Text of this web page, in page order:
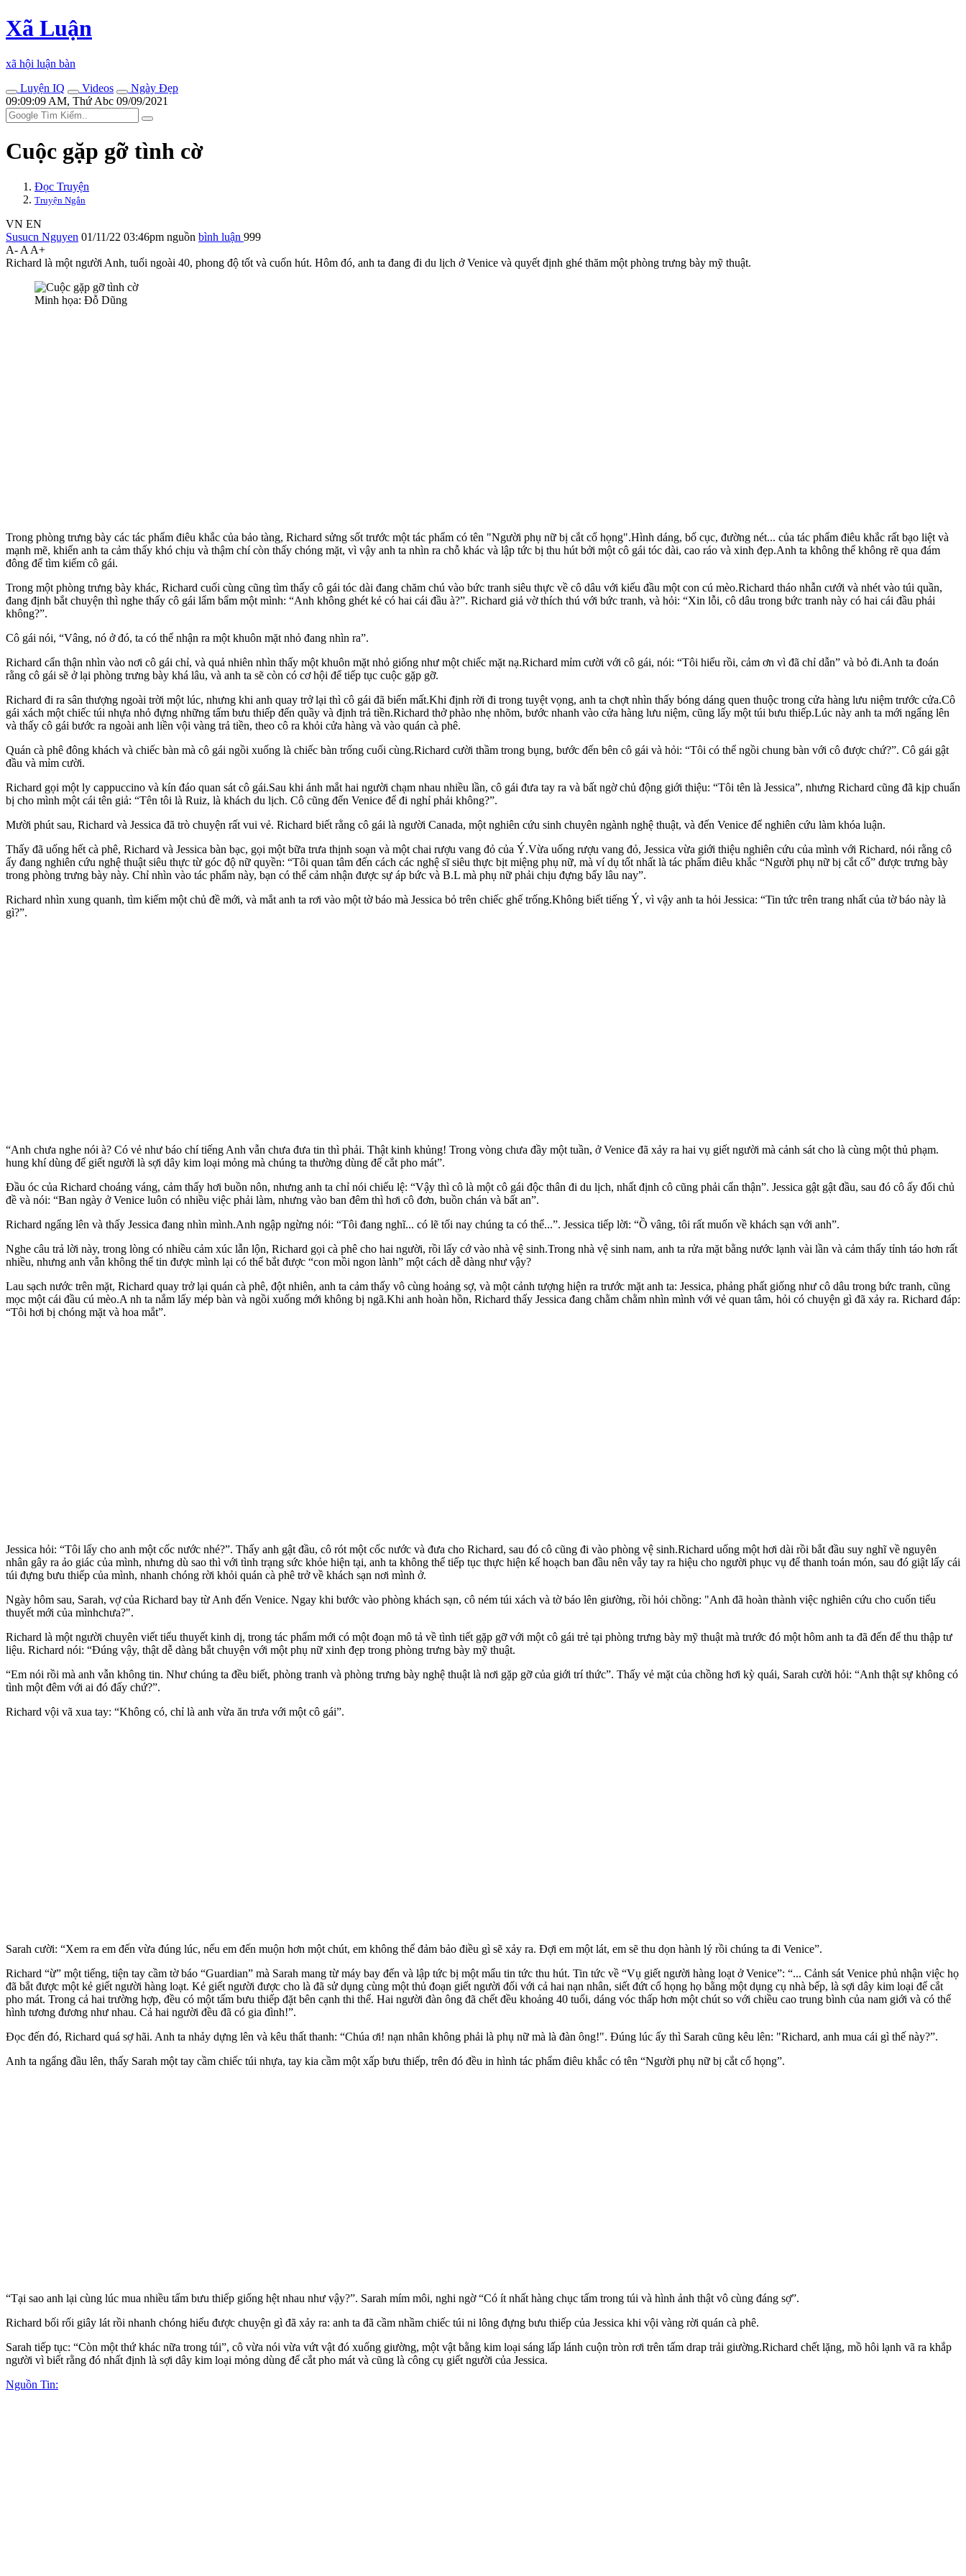
Xã Luận
xã hội luận bàn
Luyện IQ
Videos
Ngày Đẹp
09:09:09 AM, Thứ Abc 09/09/2021
Cuộc gặp gỡ tình cờ
Đọc Truyện
Truyện Ngắn
VN EN
Susucn Nguyen 01/11/22 03:46pm nguồn bình luận 999
A- A A+
Richard là một người Anh, tuổi ngoài 40, phong độ tốt và cuốn hút. Hôm đó, anh ta đang đi du lịch ở Venice và quyết định ghé thăm một phòng trưng bày mỹ thuật.
Minh họa: Đỗ Dũng
Trong phòng trưng bày các tác phẩm điêu khắc của bảo tàng, Richard sửng sốt trước một tác phẩm có tên "Người phụ nữ bị cắt cổ họng".Hình dáng, bố cục, đường nét... của tác phẩm điêu khắc rất bạo liệt và
mạnh mẽ, khiến anh ta cảm thấy khó chịu và thậm chí còn thấy chóng mặt, vì vậy anh ta nhìn ra chỗ khác và lập tức bị thu hút bởi một cô gái tóc dài, cao ráo và xinh đẹp.Anh ta không thể không rẽ qua đám
đông để tìm kiếm cô gái.
Trong một phòng trưng bày khác, Richard cuối cùng cũng tìm thấy cô gái tóc dài đang chăm chú vào bức tranh siêu thực về cô dâu với kiểu đầu một con cú mèo.Richard tháo nhẫn cưới và nhét vào túi quần,
đang định bắt chuyện thì nghe thấy cô gái lẩm bẩm một mình: “Anh không ghét kẻ có hai cái đầu à?”. Richard giả vờ thích thú với bức tranh, và hỏi: “Xin lỗi, cô dâu trong bức tranh này có hai cái đầu phải
không?”.
Cô gái nói, “Vâng, nó ở đó, ta có thể nhận ra một khuôn mặt nhỏ đang nhìn ra”.
Richard cẩn thận nhìn vào nơi cô gái chỉ, và quả nhiên nhìn thấy một khuôn mặt nhỏ giống như một chiếc mặt nạ.Richard mỉm cười với cô gái, nói: “Tôi hiểu rồi, cảm ơn vì đã chỉ dẫn” và bỏ đi.Anh ta đoán
rằng cô gái sẽ ở lại phòng trưng bày khá lâu, và anh ta sẽ còn có cơ hội để tiếp tục cuộc gặp gỡ.
Richard đi ra sân thượng ngoài trời một lúc, nhưng khi anh quay trở lại thì cô gái đã biến mất.Khi định rời đi trong tuyệt vọng, anh ta chợt nhìn thấy bóng dáng quen thuộc trong cửa hàng lưu niệm trước cửa.Cô
gái xách một chiếc túi nhựa nhỏ đựng những tấm bưu thiếp đến quầy và định trả tiền.Richard thở phào nhẹ nhõm, bước nhanh vào cửa hàng lưu niệm, cũng lấy một túi bưu thiếp.Lúc này anh ta mới ngẩng lên
và thấy cô gái bước ra ngoài anh liền vội vàng trả tiền, theo cô ra khỏi cửa hàng và vào quán cà phê.
Quán cà phê đông khách và chiếc bàn mà cô gái ngồi xuống là chiếc bàn trống cuối cùng.Richard cười thầm trong bụng, bước đến bên cô gái và hỏi: “Tôi có thể ngồi chung bàn với cô được chứ?”. Cô gái gật
đầu và mỉm cười.
Richard gọi một ly cappuccino và kín đáo quan sát cô gái.Sau khi ánh mắt hai người chạm nhau nhiều lần, cô gái đưa tay ra và bất ngờ chủ động giới thiệu: “Tôi tên là Jessica”, nhưng Richard cũng đã kịp chuẩn
bị cho mình một cái tên giả: “Tên tôi là Ruiz, là khách du lịch. Cô cũng đến Venice để đi nghỉ phải không?”.
Mười phút sau, Richard và Jessica đã trò chuyện rất vui vẻ. Richard biết rằng cô gái là người Canada, một nghiên cứu sinh chuyên ngành nghệ thuật, và đến Venice để nghiên cứu làm khóa luận.
Thấy đã uống hết cà phê, Richard và Jessica bàn bạc, gọi một bữa trưa thịnh soạn và một chai rượu vang đỏ của Ý.Vừa uống rượu vang đỏ, Jessica vừa giới thiệu nghiên cứu của mình với Richard, nói rằng cô
ấy đang nghiên cứu nghệ thuật siêu thực từ góc độ nữ quyền: “Tôi quan tâm đến cách các nghệ sĩ siêu thực bịt miệng phụ nữ, mà ví dụ tốt nhất là tác phẩm điêu khắc “Người phụ nữ bị cắt cổ” được trưng bày
trong phòng trưng bày này. Chỉ nhìn vào tác phẩm này, bạn có thể cảm nhận được sự áp bức và B.L mà phụ nữ phải chịu đựng bấy lâu nay”.
Richard nhìn xung quanh, tìm kiếm một chủ đề mới, và mắt anh ta rơi vào một tờ báo mà Jessica bỏ trên chiếc ghế trống.Không biết tiếng Ý, vì vậy anh ta hỏi Jessica: “Tin tức trên trang nhất của tờ báo này là
gì?”.
“Anh chưa nghe nói à? Có vẻ như báo chí tiếng Anh vẫn chưa đưa tin thì phải. Thật kinh khủng! Trong vòng chưa đầy một tuần, ở Venice đã xảy ra hai vụ giết người mà cảnh sát cho là cùng một thủ phạm.
hung khí dùng để giết người là sợi dây kim loại mỏng mà chúng ta thường dùng để cắt pho mát”.
Đầu óc của Richard choáng váng, cảm thấy hơi buồn nôn, nhưng anh ta chỉ nói chiếu lệ: “Vậy thì cô là một cô gái độc thân đi du lịch, nhất định cô cũng phải cẩn thận”. Jessica gật gật đầu, sau đó cô ấy đổi chủ
đề và nói: “Ban ngày ở Venice luôn có nhiều việc phải làm, nhưng vào ban đêm thì hơi cô đơn, buồn chán và bất an”.
Richard ngẩng lên và thấy Jessica đang nhìn mình.Anh ngập ngừng nói: “Tôi đang nghĩ... có lẽ tối nay chúng ta có thể...”. Jessica tiếp lời: “Ồ vâng, tôi rất muốn về khách sạn với anh”.
Nghe câu trả lời này, trong lòng có nhiều cảm xúc lẫn lộn, Richard gọi cà phê cho hai người, rồi lấy cớ vào nhà vệ sinh.Trong nhà vệ sinh nam, anh ta rửa mặt bằng nước lạnh vài lần và cảm thấy tỉnh táo hơn rất
nhiều, nhưng anh vẫn không thể tin được mình lại có thể bắt được “con mồi ngon lành” một cách dễ dàng như vậy?
Lau sạch nước trên mặt, Richard quay trở lại quán cà phê, đột nhiên, anh ta cảm thấy vô cùng hoảng sợ, và một cảnh tượng hiện ra trước mặt anh ta: Jessica, phảng phất giống như cô dâu trong bức tranh, cũng
mọc một cái đầu cú mèo.A nh ta nắm lấy mép bàn và ngồi xuống mới không bị ngã.Khi anh hoàn hồn, Richard thấy Jessica đang chằm chằm nhìn mình với vẻ quan tâm, hỏi có chuyện gì đã xảy ra. Richard đáp:
“Tôi hơi bị chóng mặt và hoa mắt”.
Jessica hỏi: “Tôi lấy cho anh một cốc nước nhé?”. Thấy anh gật đầu, cô rót một cốc nước và đưa cho Richard, sau đó cô cũng đi vào phòng vệ sinh.Richard uống một hơi dài rồi bắt đầu suy nghĩ về nguyên
nhân gây ra ảo giác của mình, nhưng dù sao thì với tình trạng sức khỏe hiện tại, anh ta không thể tiếp tục thực hiện kế hoạch ban đầu nên vẫy tay ra hiệu cho người phục vụ để thanh toán món, sau đó giật lấy cái
túi đựng bưu thiếp của mình, nhanh chóng rời khỏi quán cà phê trở về khách sạn nơi mình ở.
Ngày hôm sau, Sarah, vợ của Richard bay từ Anh đến Venice. Ngay khi bước vào phòng khách sạn, cô ném túi xách và tờ báo lên giường, rồi hỏi chồng: "Anh đã hoàn thành việc nghiên cứu cho cuốn tiểu
thuyết mới của mìnhchưa?".
Richard là một người chuyên viết tiểu thuyết kinh dị, trong tác phẩm mới có một đoạn mô tả về tình tiết gặp gỡ với một cô gái trẻ tại phòng trưng bày mỹ thuật mà trước đó một hôm anh ta đã đến để thu thập tư
liệu. Richard nói: “Đúng vậy, thật dễ dàng bắt chuyện với một phụ nữ xinh đẹp trong phòng trưng bày mỹ thuật.
“Em nói rồi mà anh vẫn không tin. Như chúng ta đều biết, phòng tranh và phòng trưng bày nghệ thuật là nơi gặp gỡ của giới trí thức”. Thấy vẻ mặt của chồng hơi kỳ quái, Sarah cười hỏi: “Anh thật sự không có
tình một đêm với ai đó đấy chứ?”.
Richard vội vã xua tay: “Không có, chỉ là anh vừa ăn trưa với một cô gái”.
Sarah cười: “Xem ra em đến vừa đúng lúc, nếu em đến muộn hơn một chút, em không thể đảm bảo điều gì sẽ xảy ra. Đợi em một lát, em sẽ thu dọn hành lý rồi chúng ta đi Venice”.
Richard “ừ” một tiếng, tiện tay cầm tờ báo “Guardian” mà Sarah mang từ máy bay đến và lập tức bị một mẩu tin tức thu hút. Tin tức về “Vụ giết người hàng loạt ở Venice”: “... Cảnh sát Venice phủ nhận việc họ
đã bắt được một kẻ giết người hàng loạt. Kẻ giết người được cho là đã sử dụng cùng một thủ đoạn giết người đối với cả hai nạn nhân, siết đứt cổ họng họ bằng một dụng cụ nhà bếp, là sợi dây kim loại để cắt
pho mát. Trong cả hai trường hợp, đều có một tấm bưu thiếp đặt bên cạnh th‌i th‌ể. Hai người đàn ông đã chết đều khoảng 40 tuổi, dáng vóc thấp hơn một chút so với chiều cao trung bình của nam giới và có thể
hình tương đương như nhau. Cả hai người đều đã có gia đình!”.
Đọc đến đó, Richard quá sợ hãi. Anh ta nhảy dựng lên và kêu thất thanh: “Chúa ơi! nạn nhân không phải là phụ nữ mà là đàn ông!". Đúng lúc ấy thì Sarah cũng kêu lên: "Richard, anh mua cái gì thế này?”.
Anh ta ngẩng đầu lên, thấy Sarah một tay cầm chiếc túi nhựa, tay kia cầm một xấp bưu thiếp, trên đó đều in hình tác phẩm điêu khắc có tên “Người phụ nữ bị cắt cổ họng”.
“Tại sao anh lại cùng lúc mua nhiều tấm bưu thiếp giống hệt nhau như vậy?”. Sarah mím môi, nghi ngờ “Có ít nhất hàng chục tấm trong túi và hình ảnh thật vô cùng đáng sợ”.
Richard bối rối giây lát rồi nhanh chóng hiểu được chuyện gì đã xảy ra: anh ta đã cầm nhầm chiếc túi ni lông đựng bưu thiếp của Jessica khi vội vàng rời quán cà phê.
Sarah tiếp tục: “Còn một thứ khác nữa trong túi”, cô vừa nói vừa vứt vật đó xuống giường, một vật bằng kim loại sáng lấp lánh cuộn tròn rơi trên tấm drap trải giường.Richard chết lặng, mồ hôi lạnh vã ra khắp
người vì biết rằng đó nhất định là sợi dây kim loại mỏng dùng để cắt pho mát và cũng là công cụ giết người của Jessica.
Nguồn Tin: